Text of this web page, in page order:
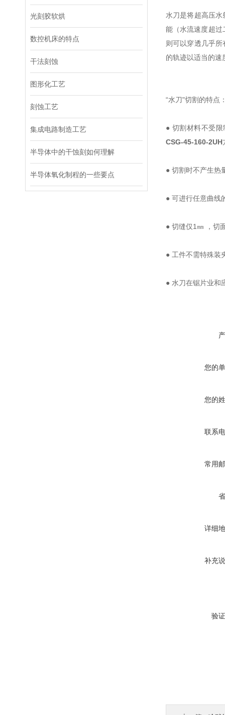
光刻胶软烘
数控机床的特点
干法刻蚀
图形化工艺
刻蚀工艺
集成电路制造工艺
半导体中的干蚀刻如何理解
半导体氧化制程的一些要点
水刀是将超高压
能（水流速度超过
则可以穿透几乎
的轨迹以适当的速
“水刀"切割的特点
● 切割材料不受
CSG-45-160-2UH
● 切割时不产生热
● 可进行任意曲线
● 切缝仅1㎜ ，切
● 工件不需特殊装
● 水刀在锯片业和
您的
您的
联系
常用
详细
补充
验